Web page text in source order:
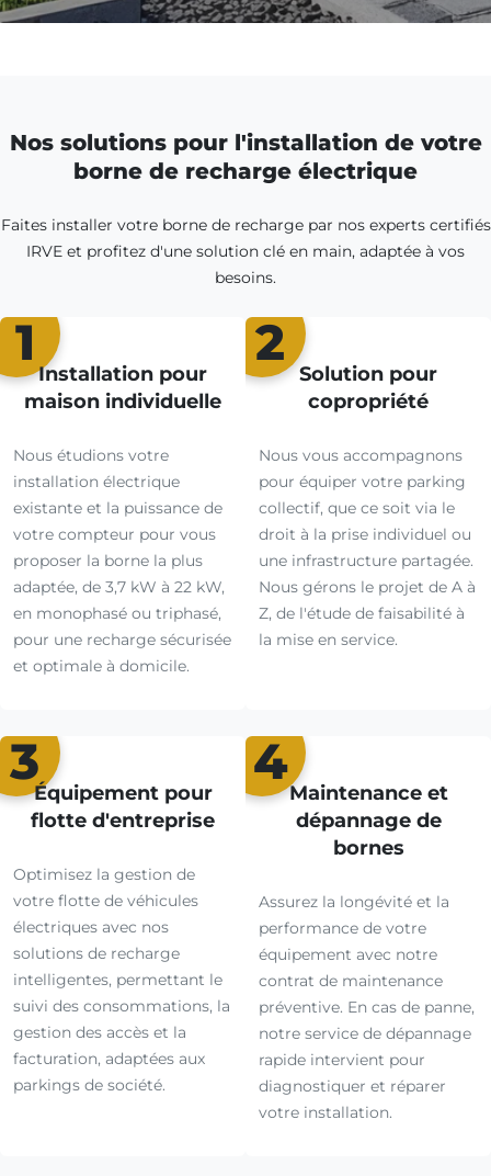
Nos solutions pour l'installation de votre
borne de recharge électrique
Faites installer votre borne de recharge par nos experts certifiés
IRVE et profitez d'une solution clé en main, adaptée à vos
besoins.
1
Installation pour
maison individuelle
Nous étudions votre
installation électrique
existante et la puissance de
votre compteur pour vous
proposer la borne la plus
adaptée, de 3,7 kW à 22 kW,
en monophasé ou triphasé,
pour une recharge sécurisée
et optimale à domicile.
2
Solution pour
copropriété
Nous vous accompagnons
pour équiper votre parking
collectif, que ce soit via le
droit à la prise individuel ou
une infrastructure partagée.
Nous gérons le projet de A à
Z, de l'étude de faisabilité à
la mise en service.
3
Équipement pour
flotte d'entreprise
Optimisez la gestion de
votre flotte de véhicules
électriques avec nos
solutions de recharge
intelligentes, permettant le
suivi des consommations, la
gestion des accès et la
facturation, adaptées aux
parkings de société.
4
Maintenance et
dépannage de
bornes
Assurez la longévité et la
performance de votre
équipement avec notre
contrat de maintenance
préventive. En cas de panne,
notre service de dépannage
rapide intervient pour
diagnostiquer et réparer
votre installation.